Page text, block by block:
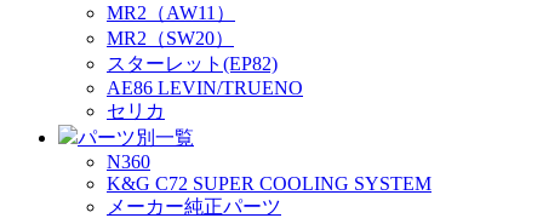
MR2（AW11）
MR2（SW20）
スターレット(EP82)
AE86 LEVIN/TRUENO
セリカ
パーツ別一覧
N360
K&G C72 SUPER COOLING SYSTEM
メーカー純正パーツ